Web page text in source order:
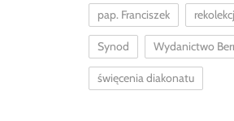
pap. Franciszek
Synod Wydanictwo
święcenia diakonatu